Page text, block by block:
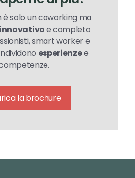
è solo un coworking ma
innovativo e completo
smart worker e
esperienzee
la brochure